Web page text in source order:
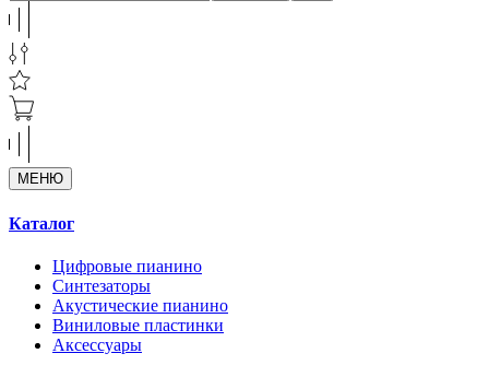
МЕНЮ
Каталог
Цифровые пианино
Синтезаторы
Акустические пианино
Виниловые пластинки
Аксессуары